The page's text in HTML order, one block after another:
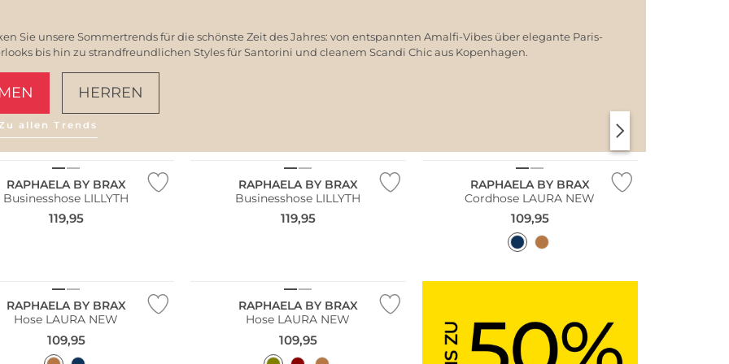
Sie unsere Sommertrends für die schönste Zeit des Jahres: von entspannten Amalfi-Vibes über elegante Paris-
bis hin zu strandfreundlichen Styles für Santorini und cleanem Scandi Chic aus Kopenhagen.
HERREN
allen Trends
RAPHAELA BY BRAX
Businesshose LILLYTH
119,95
RAPHAELA BY BRAX
Businesshose LILLYTH
119,95
RAPHAELA BY BRAX
Cordhose LAURA NEW
109,95
RAPHAELA BY BRAX
Hose LAURA NEW
109,95
RAPHAELA BY BRAX
Hose LAURA NEW
109,95